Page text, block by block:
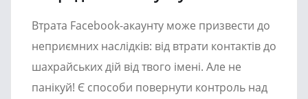
Втрата Facebook-акаунту може призвести до
неприємних наслідків: від втрати контактів до
шахрайських дій від твого імені. Але не
панікуй! Є способи повернути контроль над